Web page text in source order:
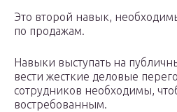
Это второй навык,
по продажам.
Навыки выступать на
вести жесткие деловые
сотрудников необходимы,
востребованным.